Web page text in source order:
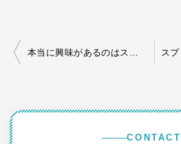
投
ビ
本当に興味があるのはスプリングスレッドの話
CONTACT